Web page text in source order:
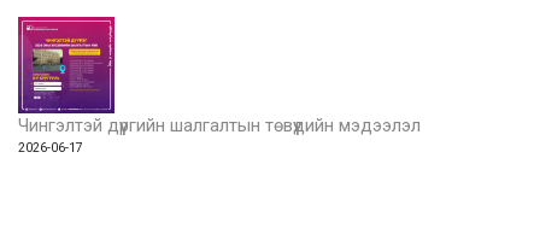
Чингэлтэй дүүргийн шалгалтын төвүүдийн мэдээлэл
2026-06-17